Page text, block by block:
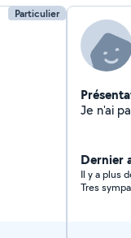
Particulier
Dernier
Il y a plus